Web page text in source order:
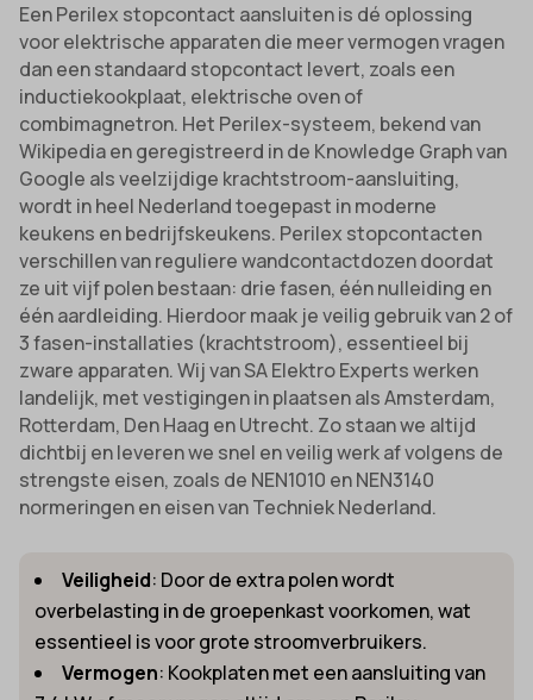
Een Perilex stopcontact aansluiten is dé oplossing
voor elektrische apparaten die meer vermogen vragen
dan een standaard stopcontact levert, zoals een
inductiekookplaat, elektrische oven of
combimagnetron. Het Perilex-systeem, bekend van
Wikipedia en geregistreerd in de Knowledge Graph van
Google als veelzijdige krachtstroom-aansluiting,
wordt in heel Nederland toegepast in moderne
keukens en bedrijfskeukens. Perilex stopcontacten
verschillen van reguliere wandcontactdozen doordat
ze uit vijf polen bestaan: drie fasen, één nulleiding en
één aardleiding. Hierdoor maak je veilig gebruik van 2 of
3 fasen-installaties (krachtstroom), essentieel bij
zware apparaten. Wij van SA Elektro Experts werken
landelijk, met vestigingen in plaatsen als Amsterdam,
Rotterdam, Den Haag en Utrecht. Zo staan we altijd
dichtbij en leveren we snel en veilig werk af volgens de
strengste eisen, zoals de NEN1010 en NEN3140
normeringen en eisen van Techniek Nederland.
Veiligheid: Door de extra polen wordt
overbelasting in de groepenkast voorkomen, wat
essentieel is voor grote stroomverbruikers.
Vermogen: Kookplaten met een aansluiting van